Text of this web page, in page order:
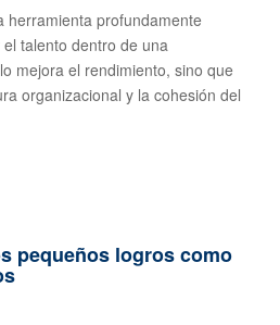
herramienta profundamente
talento dentro de una
mejora el rendimiento, sino que
organizacional y la cohesión del
pequeños logros como